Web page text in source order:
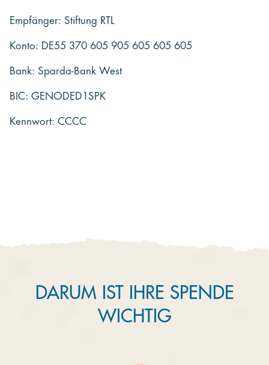
Empfänger: Stiftung RTL
Konto: DE55 370 605 905 605 605 605
Bank: Sparda-Bank West
BIC: GENODED1SPK
Kennwort: CCCC
DARUM IST IHRE SPENDE
WICHTIG